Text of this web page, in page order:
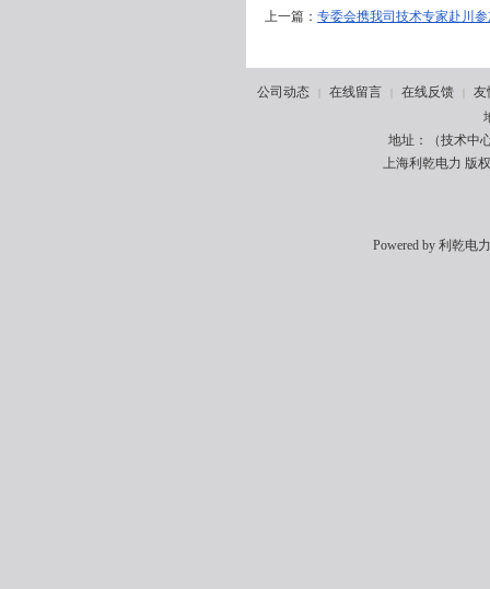
上一篇： 专委会携我司技术专家赴川
公司动态 在线留言 在线反馈
友
地址：（技术中
上海利乾电力 版
Powered by 利乾电